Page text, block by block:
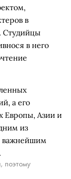
в
Студийцы
в него
а его
Европы, Азии и
из
важнейшим
поэтому